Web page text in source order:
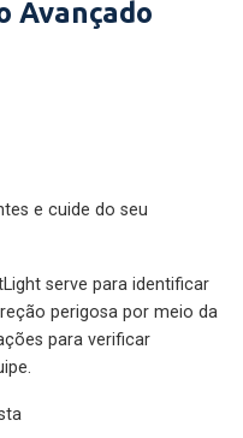
Avançado
e cuide do seu
serve para identificar
perigosa por meio da
para verificar